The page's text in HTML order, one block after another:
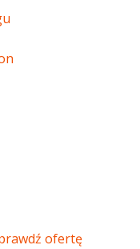
ofertę